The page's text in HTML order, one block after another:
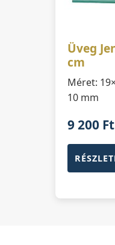
Üveg
cm
Méret:
10 mm
9 200 Ft